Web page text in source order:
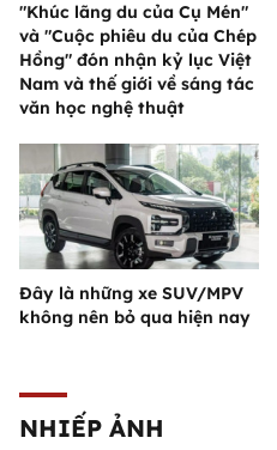
"Khúc lãng du của Cụ Mén"
và "Cuộc phiêu du của Chép
Hồng" đón nhận kỷ lục Việt
Nam và thế giới về sáng tác
văn học nghệ thuật
Đây là những xe SUV/MPV
không nên bỏ qua hiện nay
NHIẾP ẢNH